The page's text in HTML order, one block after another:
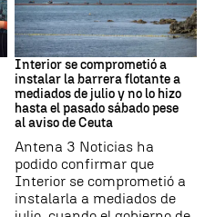
CRISIS MIGRATORIA
Interior se comprometió a
instalar la barrera flotante a
mediados de julio y no lo hizo
hasta el pasado sábado pese
al aviso de Ceuta
Antena 3 Noticias ha
podido confirmar que
Interior se comprometió a
instalarla a mediados de